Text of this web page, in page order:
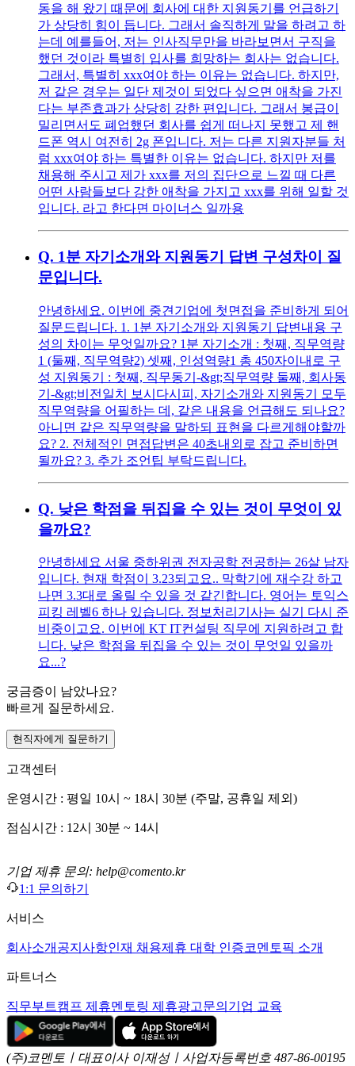
동을 해 왔기 때문에 회사에 대한 지원동기를 언급하기
가 상당히 힘이 듭니다. 그래서 솔직하게 말을 하려고 하
는데 예를들어, 저는 인사직무만을 바라보면서 구직을
했던 것이라 특별히 입사를 희망하는 회사는 없습니다.
그래서, 특별히 xxx여야 하는 이유는 없습니다. 하지만,
저 같은 경우는 일단 제것이 되었다 싶으면 애착을 가진
다는 부존효과가 상당히 강한 편입니다. 그래서 봉급이
밀리면서도 폐업했던 회사를 쉽게 떠나지 못했고 제 핸
드폰 역시 여전히 2g 폰입니다. 저는 다른 지원자분들 처
럼 xxx여야 하는 특별한 이유는 없습니다. 하지만 저를
채용해 주시고 제가 xxx를 저의 집단으로 느낄 때 다른
어떤 사람들보다 강한 애착을 가지고 xxx를 위해 일할 것
입니다. 라고 한다면 마이너스 일까용
Q. 1분 자기소개와 지원동기 답변 구성차이 질
문입니다.
안녕하세요. 이번에 중견기업에 첫면접을 준비하게 되어
질문드립니다. 1. 1분 자기소개와 지원동기 답변내용 구
성의 차이는 무엇일까요? 1분 자기소개 : 첫째, 직무역량
1 (둘째, 직무역량2) 셋째, 인성역량1 총 450자이내로 구
성 지원동기 : 첫째, 직무동기-&gt;직무역량 둘째, 회사동
기-&gt;비전일치 보시다시피, 자기소개와 지원동기 모두
직무역량을 어필하는 데, 같은 내용을 언급해도 되나요?
아니면 같은 직무역량을 말하되 표현을 다르게해야할까
요? 2. 전체적인 면접답변은 40초내외로 잡고 준비하면
될까요? 3. 추가 조언팁 부탁드립니다.
Q. 낮은 학점을 뒤집을 수 있는 것이 무엇이 있
을까요?
안녕하세요 서울 중하위권 전자공학 전공하는 26살 남자
입니다. 현재 학점이 3.23되고요.. 막학기에 재수강 하고
나면 3.3대로 올릴 수 있을 것 같긴합니다. 영어는 토익스
피킹 레벨6 하나 있습니다. 정보처리기사는 실기 다시 준
비중이고요. 이번에 KT IT컨설팅 직무에 지원하려고 합
니다. 낮은 학점을 뒤집을 수 있는 것이 무엇일 있을까
요...?
궁금증이 남았나요?
빠르게 질문하세요.
현직자에게 질문하기
고객센터
운영시간 : 평일 10시 ~ 18시 30분 (주말, 공휴일 제외)
점심시간 : 12시 30분 ~ 14시
기업 제휴 문의: help@comento.kr
1:1 문의하기
서비스
회사소개 공지사항인재 채용제휴 대학 인증코멘토픽 소개
파트너스
직무부트캠프 제휴멘토링 제휴광고문의 기업 교육
(주)코멘토ㅣ대표이사 이재성ㅣ사업자등록번호 487-86-00195